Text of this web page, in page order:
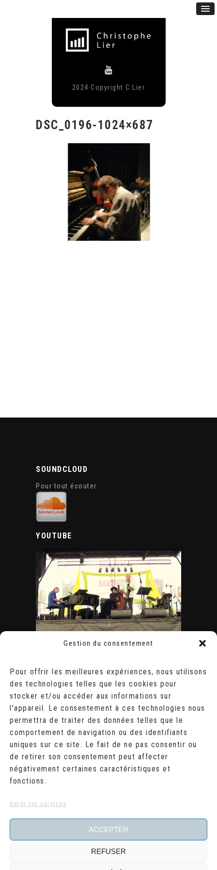
Gestion du consentement
Pour offrir les meilleures expériences, nous utilisons
des technologies telles que les cookies pour
stocker et/ou accéder aux informations sur
l'appareil. Le consentement à ces technologies nous
permettra de traiter des données telles que le
comportement de navigation ou des identifiants
uniques sur ce site. Le fait de ne pas consentir ou
de retirer son consentement peut affecter
négativement certaines caractéristiques et
fonctions.
Gérer les services
ACCEPTER
REFUSER
2024 Copyright C.Lier
DSC_0196-1024×687
SOUNDCLOUD
Pour tout écouter
YOUTUBE
ÉVÈNEMENTS
AOÛT 2026
L M M J V S
D
1
2
3
4 5 6 7 8
9
10 11 12 13 14 15
16
17
18 19 20 21 22 23
24
25 26 27 28 29 30
« Juil
RECHERCHER
Search